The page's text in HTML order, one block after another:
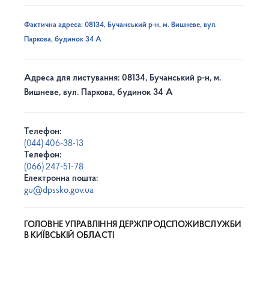
Фактична адреса: 08134, Бучанський р-н, м. Вишневе, вул.
Паркова, будинок 34 А
Адреса для листування: 08134, Бучанський р-н, м.
Вишневе, вул. Паркова, будинок 34 А
Телефон:
(044) 406-38-13
Телефон:
(066) 247-51-78
Електронна пошта:
gu@dpssko.gov.ua
ГОЛОВНЕ УПРАВЛІННЯ ДЕРЖПРОДСПОЖИВСЛУЖБИ
В КИЇВСЬКІЙ ОБЛАСТІ